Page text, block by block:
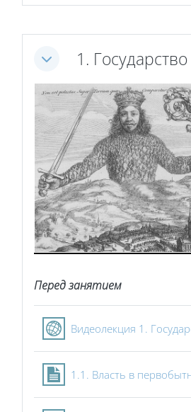
Свернуть1. Государство
Перед занятием
Видеолекция 1.
1.1. Власть в